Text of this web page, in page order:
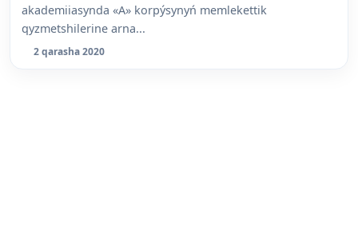
akademiiasynda «A» korpýsynyń memlekettik
qyzmetshilerine arna...
2 qarasha 2020